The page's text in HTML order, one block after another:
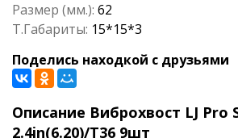
Размер (мм.): 62
Т.Габариты: 15*15*3
Поделись находкой с друзьями
Описание Виброхвост LJ Pro
2.4in(6.20)/T36 9шт